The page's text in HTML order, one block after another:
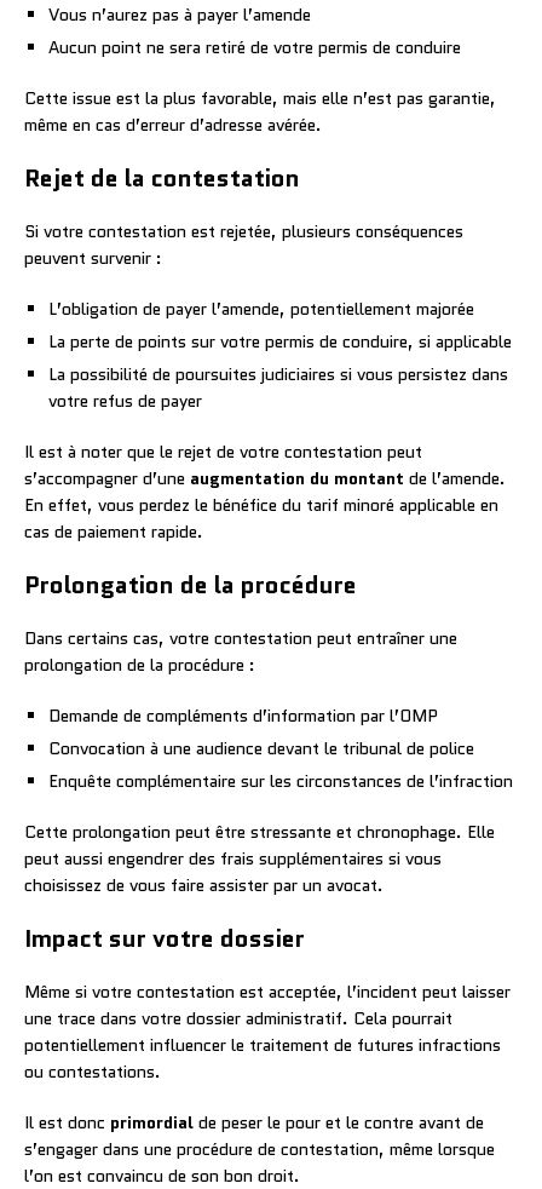
Vous n’aurez pas à payer l’amende
Aucun point ne sera retiré de votre permis de conduire
Cette issue est la plus favorable, mais elle n’est pas garantie,
même en cas d’erreur d’adresse avérée.
Rejet de la contestation
Si votre contestation est rejetée, plusieurs conséquences
peuvent survenir :
L’obligation de payer l’amende, potentiellement majorée
La perte de points sur votre permis de conduire, si applicable
La possibilité de poursuites judiciaires si vous persistez dans
votre refus de payer
Il est à noter que le rejet de votre contestation peut
s’accompagner d’une augmentation du montant de l’amende.
En effet, vous perdez le bénéfice du tarif minoré applicable en
cas de paiement rapide.
Prolongation de la procédure
Dans certains cas, votre contestation peut entraîner une
prolongation de la procédure :
Demande de compléments d’information par l’OMP
Convocation à une audience devant le tribunal de police
Enquête complémentaire sur les circonstances de l’infraction
Cette prolongation peut être stressante et chronophage. Elle
peut aussi engendrer des frais supplémentaires si vous
choisissez de vous faire assister par un avocat.
Impact sur votre dossier
Même si votre contestation est acceptée, l’incident peut laisser
une trace dans votre dossier administratif. Cela pourrait
potentiellement influencer le traitement de futures infractions
ou contestations.
Il est donc primordial de peser le pour et le contre avant de
s’engager dans une procédure de contestation, même lorsque
l’on est convaincu de son bon droit.